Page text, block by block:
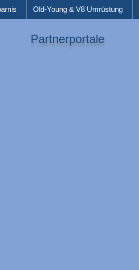
Old-Young & V8 Umrüstung
Partnerportale